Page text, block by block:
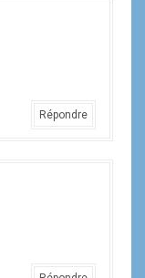
Répondre